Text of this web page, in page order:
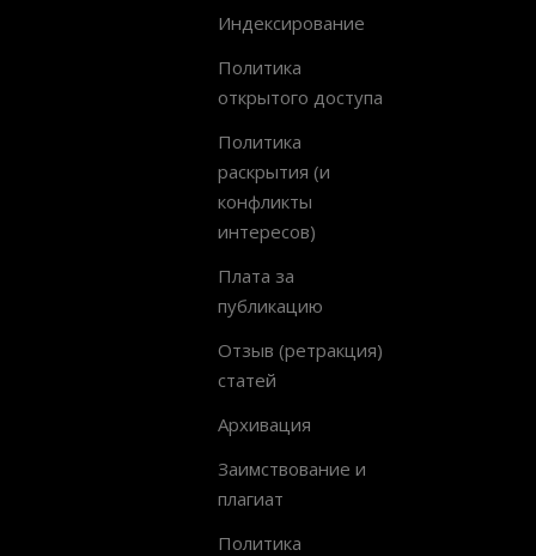
Индексирование
Политика
открытого доступа
Политика
раскрытия (и
конфликты
интересов)
Плата за
публикацию
Отзыв (ретракция)
статей
Архивация
Заимствование и
плагиат
Политика